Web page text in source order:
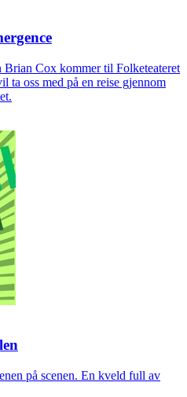
Cox kommer til Folketeateret
ta oss med på en reise gjennom
på scenen. En kveld full av